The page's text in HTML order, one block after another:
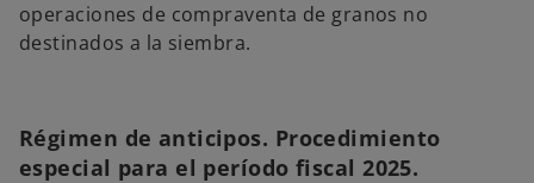
operaciones de compraventa de granos no
destinados a la siembra.
Régimen de anticipos. Procedimiento
especial para el período fiscal 2025.